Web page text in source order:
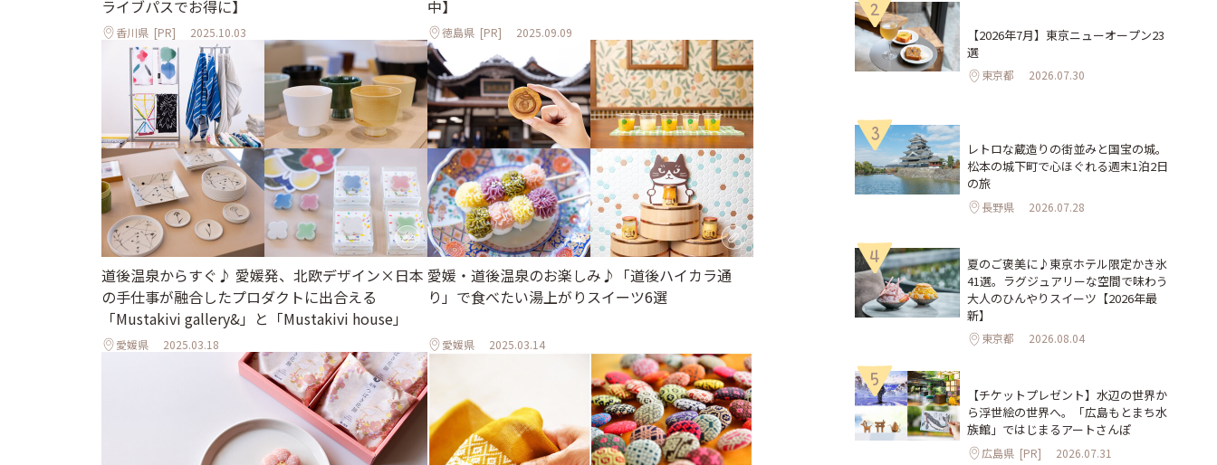
ライブパスでお得に】
香川県 [PR] 2025.10.03
中】
徳島県 [PR] 2025.09.09
道後温泉からすぐ♪ 愛媛発、北欧デザイン×日本
の手仕事が融合したプロダクトに出合える
「Mustakivi gallery&」と「Mustakivi house」
愛媛県 2025.03.18
愛媛・道後温泉のお楽しみ♪「道後ハイカラ通
り」で食べたい湯上がりスイーツ6選
愛媛県 2025.03.14
2
【2026年7月】東京ニューオープン23
選
東京都 2026.07.30
3
レトロな蔵造りの街並みと国宝の城。
松本の城下町で心ほぐれる週末1泊2日
の旅
長野県 2026.07.28
4
夏のご褒美に♪東京ホテル限定かき氷
41選。ラグジュアリーな空間で味わう
大人のひんやりスイーツ【2026年最
新】
東京都 2026.08.04
5
【チケットプレゼント】水辺の世界か
ら浮世絵の世界へ。「広島もとまち水
族館」ではじまるアートさんぽ
広島県 [PR] 2026.07.31